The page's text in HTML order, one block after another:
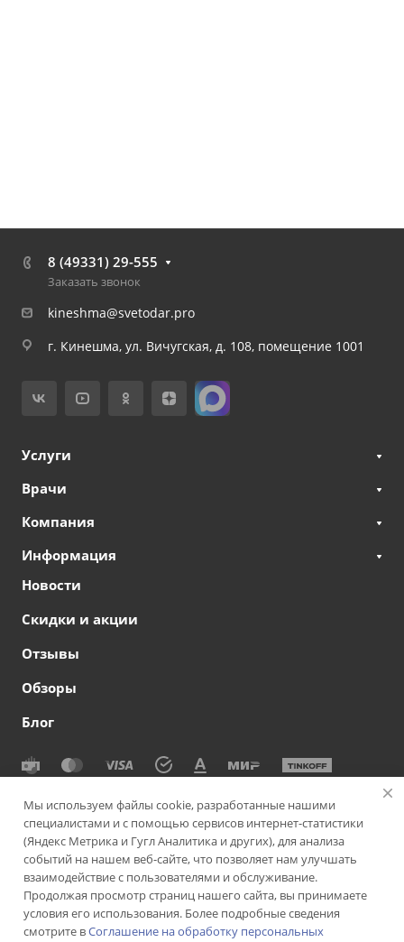
8 (49331) 29-555
Заказать звонок
kineshma@svetodar.pro
г. Кинешма, ул. Вичугская, д. 108, помещение 1001
Услуги
Врачи
Компания
Информация
Новости
Скидки и акции
Отзывы
Обзоры
Блог
© 2026 Сеть офтальмологических клиник СВЕТОДАР
Политика конфиденциальности
|
Согласие на обработку
персональных данных
Политика использования cookie-
Пользовательское соглашение
Версия для слабовидящих Подписаться на рассылку
Мы используем файлы cookie, разработанные нашими
специалистами и с помощью сервисов интернет-статистики
(Яндекс Метрика и Гугл Аналитика и других), для анализа
событий на нашем веб-сайте, что позволяет нам улучшать
взаимодействие с пользователями и обслуживание.
Продолжая просмотр страниц нашего сайта, вы принимаете
условия его использования. Более подробные сведения
смотрите вСоглашение на обработку персональных